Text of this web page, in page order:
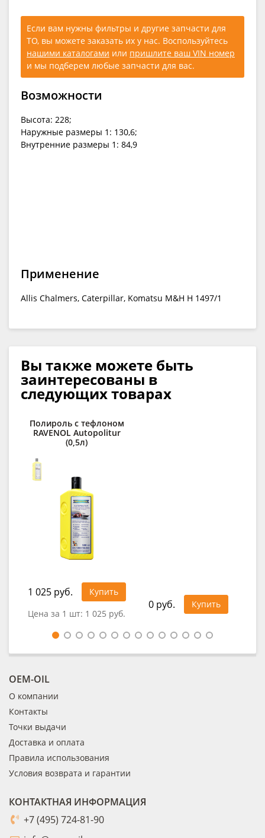
Если вам нужны фильтры и другие запчасти для
ТО, вы можете заказать их у нас. Воспользуйтесь
нашими каталогами или пришлите ваш VIN номер
и мы подберем любые запчасти для вас.
Возможности
Высота: 228;
Наружные размеры 1: 130,6;
Внутренние размеры 1: 84,9
Применение
Allis Chalmers, Caterpillar, Komatsu M&H H 1497/1
Вы также можете быть
заинтересованы в
следующих товарах
Полироль с тефлоном
RAVENOL Autopolitur
(0,5л)
1 025 руб.
Купить
Цена за 1 шт: 1 025 руб.
0 руб. Купить
OEM-OIL
О компании
Контакты
Точки выдачи
Доставка и оплата
Правила использования
Условия возврата и гарантии
КОНТАКТНАЯ ИНФОРМАЦИЯ
+7 (495) 724-81-90